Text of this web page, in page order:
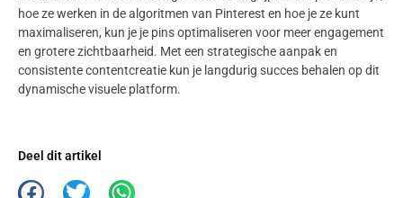
hoe ze werken in de algoritmen van Pinterest en hoe je ze kunt
maximaliseren, kun je je pins optimaliseren voor meer engagement
en grotere zichtbaarheid. Met een strategische aanpak en
consistente contentcreatie kun je langdurig succes behalen op dit
dynamische visuele platform.
Deel dit artikel